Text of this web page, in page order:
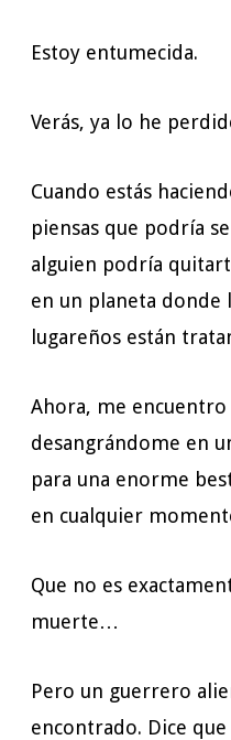
Estoy entumecida.
Verás, ya lo he
Cuando estás
piensas que podría
alguien podría
en un planeta donde
lugareños están
Ahora, me encuentro
desangrándome en
para una enorme
en cualquier
Que no es
muerte…
Pero un guerrero
encontrado. Dice